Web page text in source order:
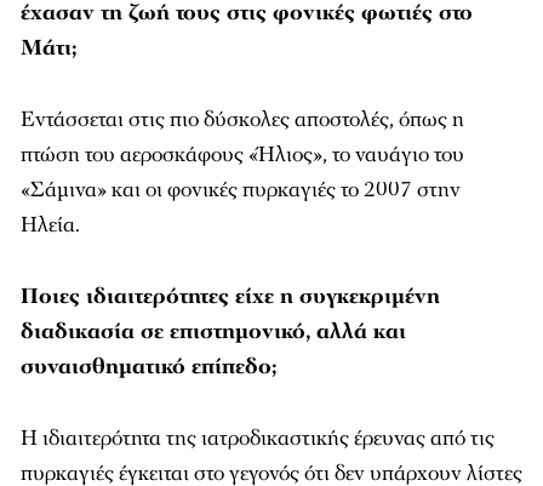
έχασαν τη ζωή τους στις φονικές φωτιές στο
Μάτι;
Εντάσσεται στις πιο δύσκολες αποστολές, όπως η
πτώση του αεροσκάφους «Ήλιος», το ναυάγιο του
«Σάμινα» και οι φονικές πυρκαγιές το 2007 στην
Ηλεία.
Ποιες ιδιαιτερότητες είχε η συγκεκριμένη
διαδικασία σε επιστημονικό, αλλά και
συναισθηματικό επίπεδο;
Η ιδιαιτερότητα της ιατροδικαστικής έρευνας από τις
πυρκαγιές έγκειται στο γεγονός ότι δεν υπάρχουν λίστες